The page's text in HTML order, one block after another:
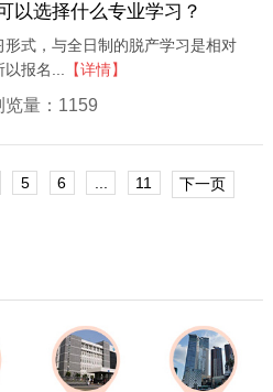
以选择什么专业学习？
式，与全日制的脱产学习是相对
报名...
【详情】
览量：1159
5 6 11 下一页